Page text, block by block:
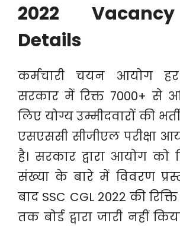
2022
Details
कर्मचारी चयन आयोग
सरकार में रिक्त 7000+ से
लिए योग्य उम्मीदवारों की
एसएससी सीजीएल परीक्षा
है। सरकार द्वारा आयोग को
संख्या के बारे में विवरण
बाद SSC CGL 2022 की
तक बोर्ड द्वारा जारी नहीं